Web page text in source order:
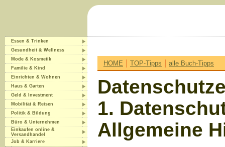
Essen & Trinken
Gesundheit & Wellness
Mode & Kosmetik
Familie & Kind
Einrichten & Wohnen
Haus & Garten
Geld & Investment
Mobilität & Reisen
Politik & Bildung
Büro & Unternehmen
Einkaufen online &
Versandhandel
Job & Karriere
HOME | TOP-Tipps | alle Buch-Tipps
1.
Allgemeine